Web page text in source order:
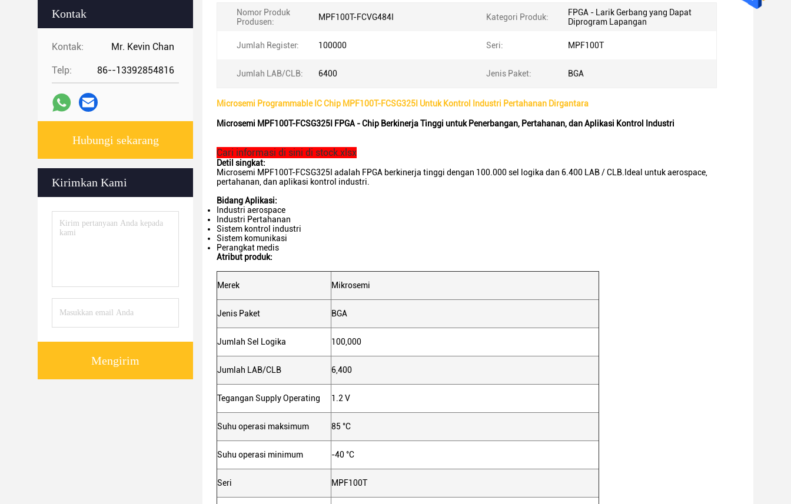
Kontak
Kontak: Mr. Kevin Chan
Telp: 86--13392854816
Hubungi sekarang
Kirimkan Kami
Mengirim
Nomor Produk
Produsen:
MPF100T-FCVG484I Kategori Produk:
FPGA - Larik Gerbang yang Dapat
Diprogram Lapangan
Jumlah Register: 100000 Seri: MPF100T
Jumlah LAB/CLB: 6400 Jenis Paket: BGA
Microsemi Programmable IC Chip MPF100T-FCSG325I Untuk Kontrol Industri Pertahanan Dirgantara
Microsemi MPF100T-FCSG325I FPGA - Chip Berkinerja Tinggi untuk Penerbangan, Pertahanan, dan Aplikasi Kontrol Industri
Cari informasi di sini di stock.xlsx
Detil singkat:
Microsemi MPF100T-FCSG325I adalah FPGA berkinerja tinggi dengan 100.000 sel logika dan 6.400 LAB / CLB.Ideal untuk aerospace,
pertahanan, dan aplikasi kontrol industri.
Bidang Aplikasi:
Industri aerospace
Industri Pertahanan
Sistem kontrol industri
Sistem komunikasi
Perangkat medis
Atribut produk:
Merek Mikrosemi
Jenis Paket BGA
Jumlah Sel Logika 100,000
Jumlah LAB/CLB 6,400
Tegangan Supply Operating 1.2 V
Suhu operasi maksimum 85 °C
Suhu operasi minimum -40 °C
Seri MPF100T